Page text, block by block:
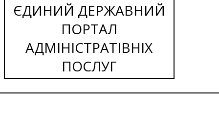
ЄДИНИЙ ДЕРЖАВНИЙ
ПОРТАЛ
АДМІНІСТРАТІВНІХ
ПОСЛУГ